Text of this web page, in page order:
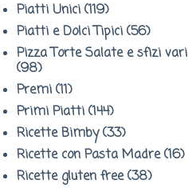
Piatti Unici (119)
Piatti e Dolci Tipici (56)
Pizza Torte Salate e sfizi vari
(98)
Premi (11)
Primi Piatti (144)
Ricette Bimby (33)
Ricette con Pasta Madre (16)
Ricette gluten free (38)